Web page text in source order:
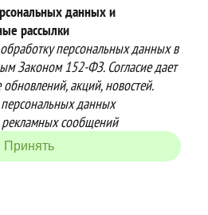
данных и
рассылки
персональных данных в
Законом 152-ФЗ. Согласие дает
акций, новостей.
данных
рекламных сообщений
Принять
Доставка
Наша компания осуществляет
бесплатную
доставку до терминалов транспортных
компаний.